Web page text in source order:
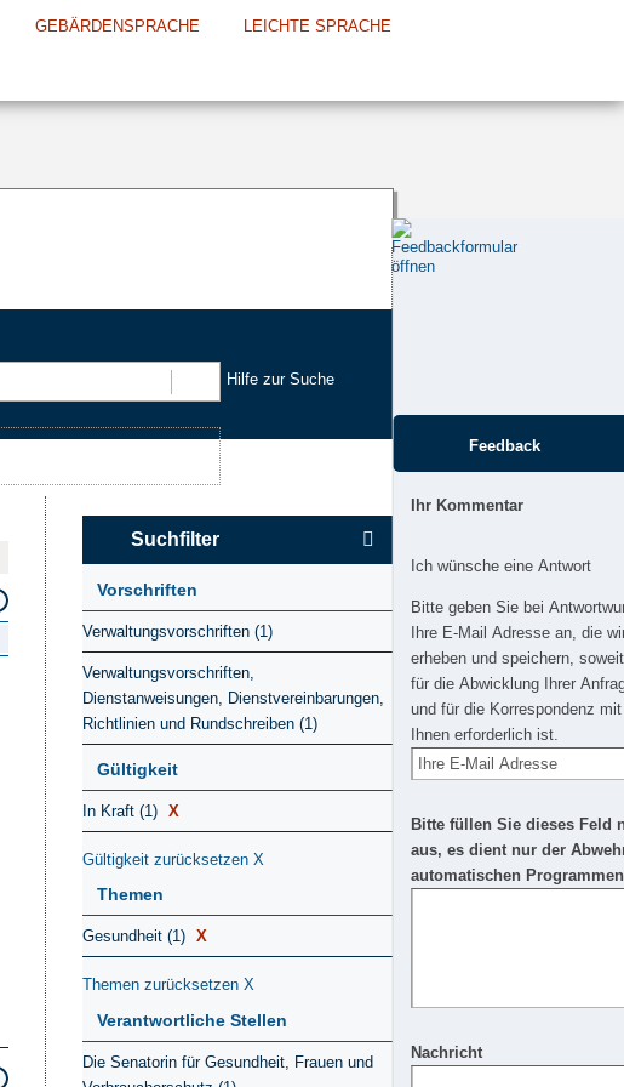
GEBÄRDENSPRACHE LEICHTE SPRACHE
Hilfe zur Suche
Suchfilter
Vorschriften
Verwaltungsvorschriften (1)
Verwaltungsvorschriften,
Dienstanweisungen, Dienstvereinbarungen,
Richtlinien und Rundschreiben (1)
Gültigkeit
In Kraft (1) X
Gültigkeit zurücksetzen X
Themen
Gesundheit (1) X
Themen zurücksetzen X
Verantwortliche Stellen
Die Senatorin für Gesundheit, Frauen und
Feedback
Ihr Kommentar
Ich wünsche eine Antwort
Bitte geben Sie bei
Ihre E-Mail Adresse an, die
erheben und speichern,
für die Abwicklung Ihrer
und für die Korrespondenz mit
Ihnen erforderlich ist.
Bitte füllen Sie dieses Feld
aus, es dient nur der
automatischen
Nachricht